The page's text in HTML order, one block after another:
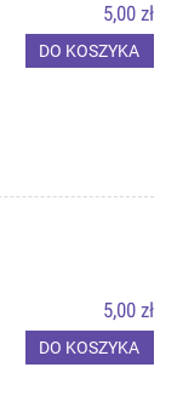
5,00 zł
DO KOSZYKA
5,00 zł
DO KOSZYKA